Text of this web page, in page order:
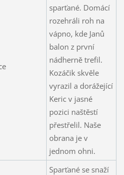
sparťané. Domácí
rozehráli roh na
vápno, kde Janů
balon z první
nádherně trefil.
Kozáčik skvěle
vyrazil a dorážející
Keric v jasné
pozici naštěstí
přestřelil. Naše
obrana je v
jednom ohni.
Sparťané se snaží